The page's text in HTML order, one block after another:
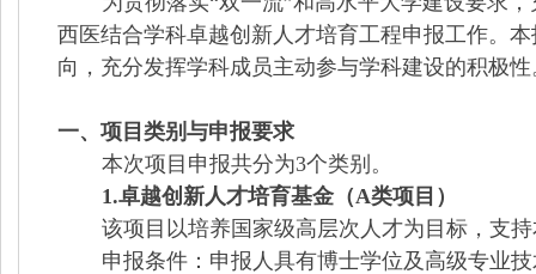
西医结合学科卓越创新人才培育工程申报工作。
向，充分发挥学科成员主动参与学科建设的积极性
一、项目类别与申报要求
本次项目申报共分为3个类别。
1.卓越创新人才培育基金（A类项目）
该项目以培养国家级高层次人才为目标，支
申报条件：申报人具有博士学位及高级专业